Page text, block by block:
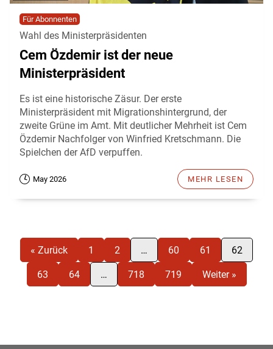
Für Abonnenten
Wahl des Ministerpräsidenten
Cem Özdemir ist der neue
Ministerpräsident
Es ist eine historische Zäsur. Der erste
Ministerpräsident mit Migrationshintergrund, der
zweite Grüne im Amt. Mit deutlicher Mehrheit ist Cem
Özdemir Nachfolger von Winfried Kretschmann. Die
Spielchen der AfD verpuffen.
May 2026 MEHR LESEN
« Zurück 1 2 … 60 61 62
63 64 … 718 719 Weiter »